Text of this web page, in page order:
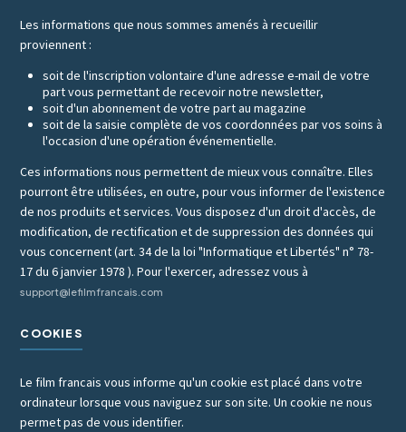
Les informations que nous sommes amenés à recueillir
proviennent :
soit de l'inscription volontaire d'une adresse e-mail de votre
part vous permettant de recevoir notre newsletter,
soit d'un abonnement de votre part au magazine
soit de la saisie complète de vos coordonnées par vos soins à
l'occasion d'une opération événementielle.
Ces informations nous permettent de mieux vous connaître. Elles
pourront être utilisées, en outre, pour vous informer de l'existence
de nos produits et services. Vous disposez d'un droit d'accès, de
modification, de rectification et de suppression des données qui
vous concernent (art. 34 de la loi "Informatique et Libertés" n° 78-
17 du 6 janvier 1978 ). Pour l'exercer, adressez vous à
support@lefilmfrancais.com
COOKIES
Le film francais vous informe qu'un cookie est placé dans votre
ordinateur lorsque vous naviguez sur son site. Un cookie ne nous
permet pas de vous identifier.